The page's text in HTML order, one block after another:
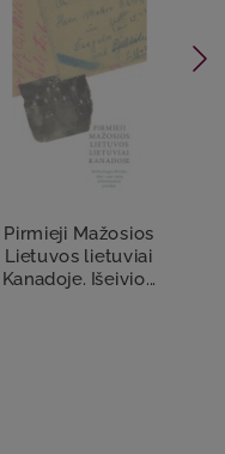
Pirmieji Mažosios
Lietuvos lietuviai
Kanadoje. Išeivio...